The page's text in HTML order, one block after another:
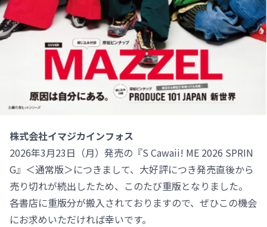
株式会社イマジカインフォス
2026年3月23日（月）発売の『S Cawaii! ME 2026 SPRIN
G』＜通常版＞につきまして、大好評につき発売直後から
売り切れが続出したため、このたび重版となりました。
各書店に重版分が搬入されておりますので、ぜひこの機会
にお求めいただければ幸いです。